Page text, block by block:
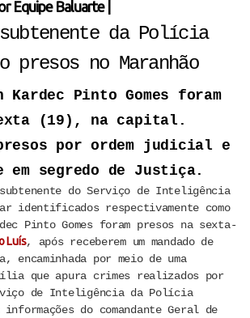
Equipe Baluarte
da Polícia
no Maranhão
Kardec Pinto Gomes foram
(19), na capital.
por ordem judicial e
em segredo de Justiça.
subtenente do Serviço de Inteligência
identificados respectivamente como
Pinto Gomes foram presos na sexta-
Luís, após receberem um mandado de
encaminhada por meio de uma
que apura crimes realizados por
de Inteligência da Polícia
do comandante Geral de